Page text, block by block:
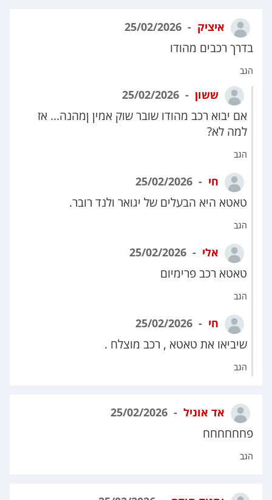
איציק
בדרך רכבים מהודו
הגב
ששון
אם יבוא רכב מהודו שובר שוק אמין ןמהנה... אז
למה לא?
הגב
חי
טאטא היא הבעלים של יגואר ולנד רובר.
הגב
אלי
טאטא רכב פרימיום
הגב
חי
שיביאו את טאטא , רכב מוצלח .
הגב
אד אוניל
פחחחחחח
הגב